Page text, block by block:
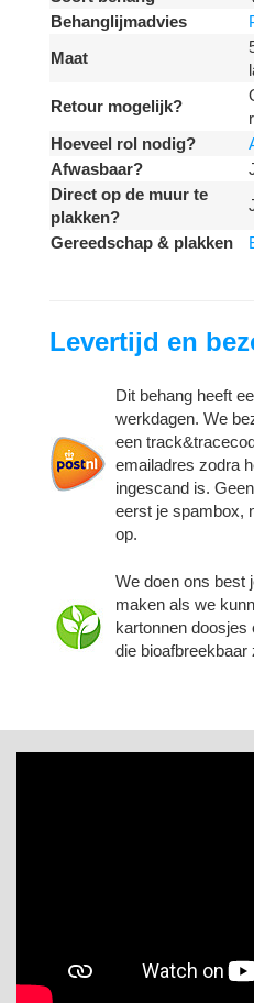
Behanglijmadvies
Maat
Retour mogelijk?
Hoeveel rol nodig?
Afwasbaar?
Direct op de muur te
plakken?
Gereedschap & plakken
Levertijd en
Dit behang heeft
werkdagen. We
een
emailadres zodra
ingescand is.
eerst je spambox,
op.
We doen ons best
maken als we
kartonnen doosjes
die bioafbreekbaar